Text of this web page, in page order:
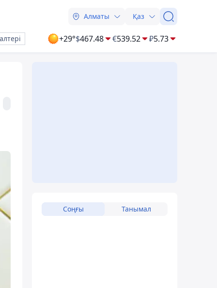
Алматы Қаз
+29°$467.48 €539.52 ₽5.73
Соңғы Танымал